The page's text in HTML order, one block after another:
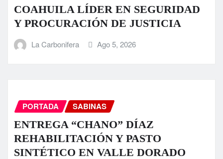
COAHUILA LÍDER EN SEGURIDAD
Y PROCURACIÓN DE JUSTICIA
La Carbonifera Ago 5, 2026
PORTADA SABINAS
ENTREGA “CHANO” DÍAZ
REHABILITACIÓN Y PASTO
SINTÉTICO EN VALLE DORADO